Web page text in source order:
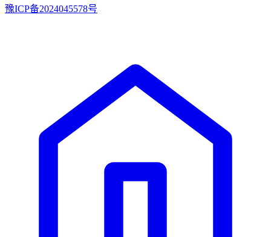
豫ICP备2024045578号